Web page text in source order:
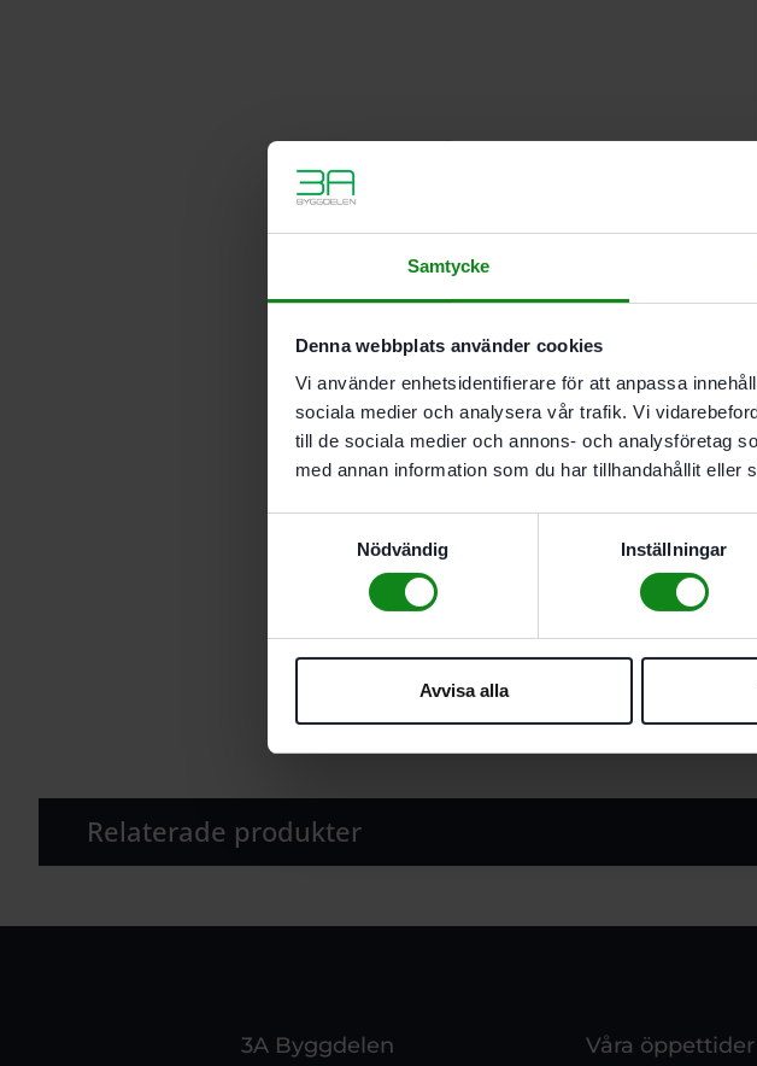
Samtycke
Denna webbplats använder cookies
Vi använder enhetsidentifierare för att anpassa
sociala medier och analysera vår trafik. Vi
till de sociala medier och annons- och analysföretag
med annan information som du har tillhandahållit
Nödvändig
Inställningar
Avvisa alla
Relaterade produkter
3A Byggdelen Våra öppettider